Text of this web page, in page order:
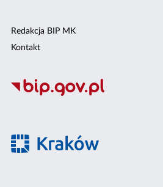
Redakcja BIP MK
Kontakt